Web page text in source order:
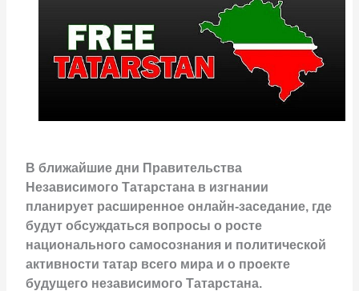
В ближайшие дни Правительства
Независимого Татарстана в изгнании
планирует расширенное онлайн-заседание, где
будут обсуждаться вопросы о росте
национального самосознания и политической
активности татар всего мира и о проекте
будущего независимого Татарстана.